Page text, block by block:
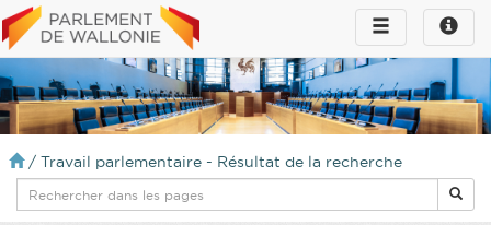
Toggle
infos
Toggle
navigation
/ Travail parlementaire - Résultat de la recherche